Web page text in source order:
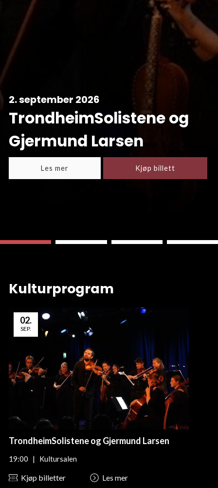
Kulturprogram
02.
SEP.
TrondheimSolistene og Gjermund Larsen
19:00 | Kultursalen
Kjøp billetter Les mer